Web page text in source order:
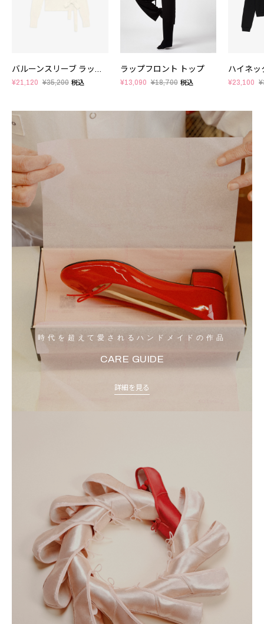
バルーンスリーブ ラップトップ
¥21,120 ¥35,200 税込
ラップフロント トップ
¥13,090 ¥18,700 税込 ¥23,100
時代を超えて愛されるハンドメイドの作品
CARE GUIDE
詳細を見る